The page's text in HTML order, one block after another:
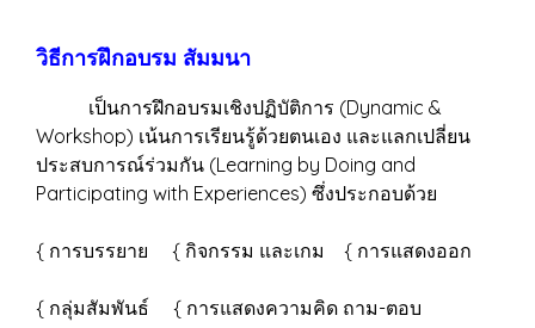
วิธีการฝึกอบรม สัมมนา
เป็นการฝึกอบรมเชิงปฏิบัติการ (Dynamic &
Workshop) เน้นการเรียนรู้ด้วยตนเอง และแลกเปลี่ยน
ประสบการณ์ร่วมกัน (Learning by Doing and
Participating with Experiences) ซึ่งประกอบด้วย
{ การบรรยาย { กิจกรรม และเกม { การแสดงออก
{ กลุ่มสัมพันธ์ { การแสดงความคิด ถาม-ตอบ